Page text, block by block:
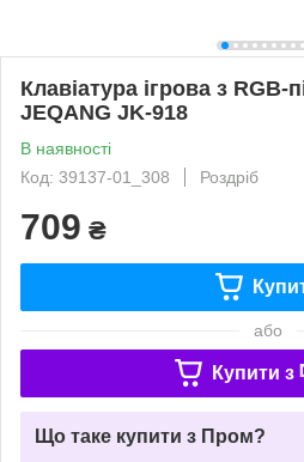
Клавіатура ігрова з RGB-
JEQANG JK-918
В наявності
Код: 39137-01_308
Роздріб
709 ₴
або
Купити з
Що таке купити з Пром?